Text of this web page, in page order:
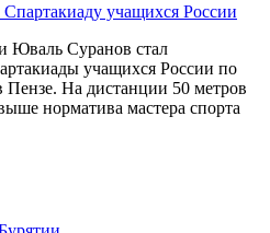
учащихся России
Юваль Суранов стал
учащихся России по
На дистанции 50 метров
норматива мастера спорта